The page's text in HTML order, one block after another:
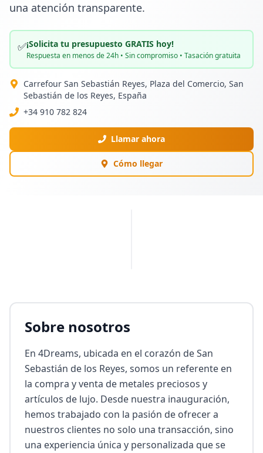
una atención transparente.
✅¡Solicita tu presupuesto GRATIS hoy!
Respuesta en menos de 24h • Sin compromiso • Tasación gratuita
Carrefour San Sebastián Reyes, Plaza del Comercio, San
Sebastián de los Reyes, España
+34 910 782 824
Llamar ahora
Cómo llegar
Sobre nosotros
En 4Dreams, ubicada en el corazón de San
Sebastián de los Reyes, somos un referente en
la compra y venta de metales preciosos y
artículos de lujo. Desde nuestra inauguración,
hemos trabajado con la pasión de ofrecer a
nuestros clientes no solo una transacción, sino
una experiencia única y personalizada que se